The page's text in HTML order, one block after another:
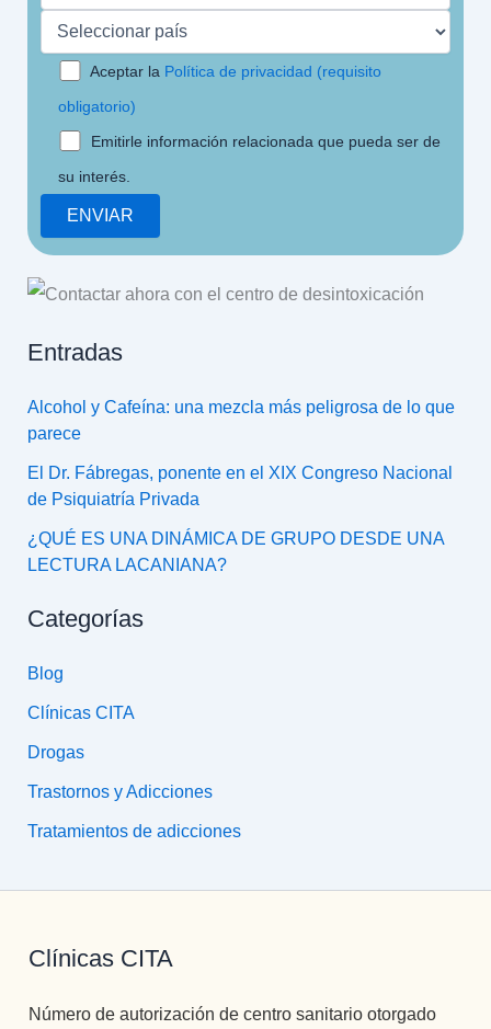
Aceptar la Política de privacidad (requisito
obligatorio)
Emitirle información relacionada que pueda ser de
su interés.
Entradas
Alcohol y Cafeína: una mezcla más peligrosa de lo que
parece
El Dr. Fábregas, ponente en el XIX Congreso Nacional
de Psiquiatría Privada
¿QUÉ ES UNA DINÁMICA DE GRUPO DESDE UNA
LECTURA LACANIANA?
Categorías
Blog
Clínicas CITA
Drogas
Trastornos y Adicciones
Tratamientos de adicciones
Clínicas CITA
Número de autorización de centro sanitario otorgado